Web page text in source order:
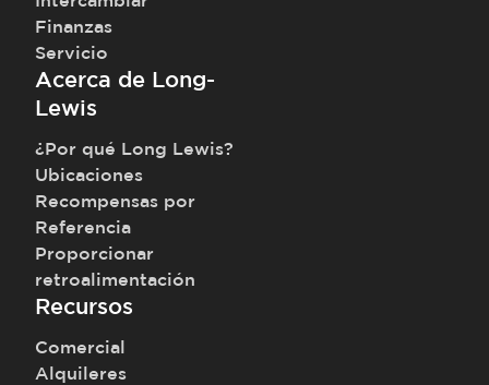
Finanzas
Servicio
Acerca de Long-
Lewis
¿Por qué Long Lewis?
Ubicaciones
Recompensas por
Referencia
Proporcionar
retroalimentación
Recursos
Comercial
Alquileres